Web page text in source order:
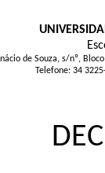
de Souza, s/nº,
Telefone: 34